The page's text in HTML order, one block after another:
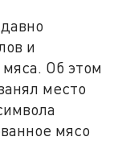
и
мяса. Об этом
место
мясо